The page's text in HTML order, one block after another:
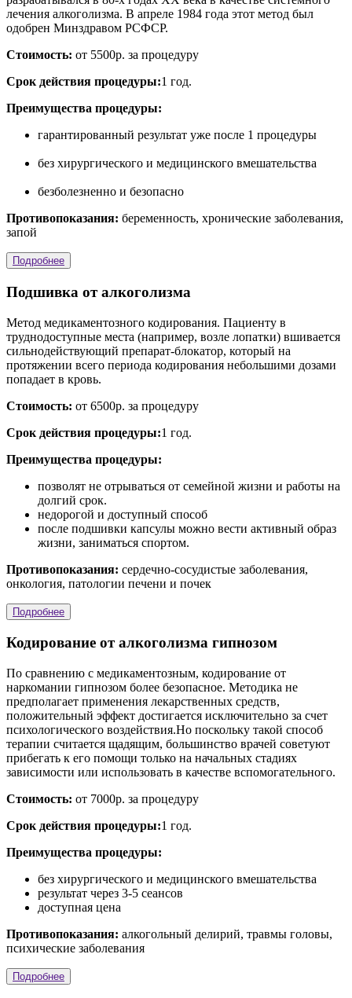
лечения алкоголизма. В апреле 1984 года этот метод был
одобрен Минздравом РСФСР.
Стоимость: от 5500р. за процедуру
Срок действия процедуры:1 год.
Преимущества процедуры:
гарантированный результат уже после 1 процедуры
без хирургического и медицинского вмешательства
безболезненно и безопасно
Противопоказания: беременность, хронические заболевания,
запой
Подробнее
Подшивка от алкоголизма
Метод медикаментозного кодирования. Пациенту в
труднодоступные места (например, возле лопатки) вшивается
сильнодействующий препарат-блокатор, который на
протяжении всего периода кодирования небольшими дозами
попадает в кровь.
Стоимость: от 6500р. за процедуру
Срок действия процедуры:1 год.
Преимущества процедуры:
позволят не отрываться от семейной жизни и работы на
долгий срок.
недорогой и доступный способ
после подшивки капсулы можно вести активный образ
жизни, заниматься спортом.
Противопоказания: сердечно-сосудистые заболевания,
онкология, патологии печени и почек
Подробнее
Кодирование от алкоголизма гипнозом
По сравнению с медикаментозным, кодирование от
наркомании гипнозом более безопасное. Методика не
предполагает применения лекарственных средств,
положительный эффект достигается исключительно за счет
психологического воздействия.Но поскольку такой способ
терапии считается щадящим, большинство врачей советуют
прибегать к его помощи только на начальных стадиях
зависимости или использовать в качестве вспомогательного.
Стоимость: от 7000р. за процедуру
Срок действия процедуры:1 год.
Преимущества процедуры:
без хирургического и медицинского вмешательства
результат через 3-5 сеансов
доступная цена
Противопоказания: алкогольный делирий, травмы головы,
психические заболевания
Подробнее